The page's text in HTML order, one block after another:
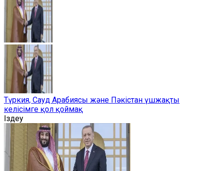
Түркия, Сауд Арабиясы және Пәкістан үшжақты
келісімге қол қоймақ
Іздеу